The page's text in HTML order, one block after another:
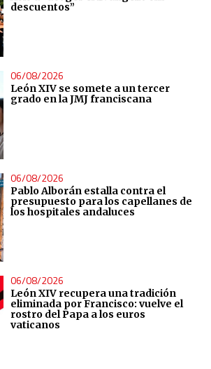
descuentos”
06/08/2026
León XIV se somete a un tercer
grado en la JMJ franciscana
06/08/2026
Pablo Alborán estalla contra el
presupuesto para los capellanes de
los hospitales andaluces
06/08/2026
León XIV recupera una tradición
eliminada por Francisco: vuelve el
rostro del Papa a los euros
vaticanos